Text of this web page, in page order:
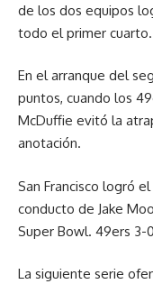
de los dos equipos
todo el primer cuarto.
En el arranque del
puntos, cuando los
McDuffie evitó la
anotación.
San Francisco logró
conducto de Jake
Super Bowl. 49ers 3-
La siguiente serie